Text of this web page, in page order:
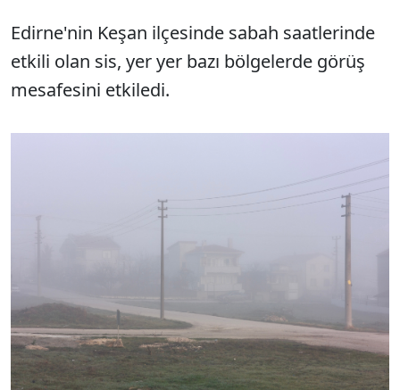
Edirne'nin Keşan ilçesinde sabah saatlerinde
etkili olan sis, yer yer bazı bölgelerde görüş
mesafesini etkiledi.